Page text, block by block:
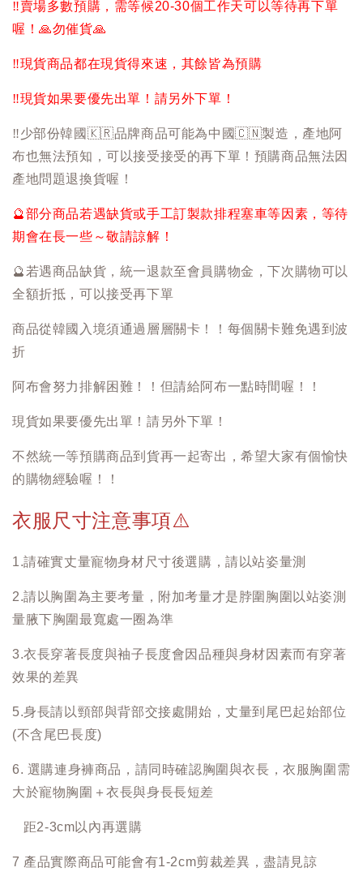
‼️賣場多數預購，需等候20-30個工作天可以等待再下單
喔！🙏勿催貨🙏
‼️現貨商品都在現貨得來速，其餘皆為預購
‼️現貨如果要優先出單！請另外下單！
‼️少部份韓國 🇰🇷品牌商品可能為中國🇨🇳製造，產地阿
布也無法預知，可以接受接受的再下單！預購商品無法因
產地問題退換貨喔！
🔮部分商品若遇缺貨或手工訂製款排程塞車等因素，等待
期會在長一些～敬請諒解！
🔮 若遇商品缺貨，統一退款至會員購物金，下次購物可以
全額折抵，可以接受再下單
商品從韓國入境須通過層層關卡！！每個關卡難免遇到波
折
阿布會努力排解困難！！但請給阿布一點時間喔！！
現貨如果要優先出單！請另外下單！
不然統一等預購商品到貨再一起寄出，希望大家有個愉快
的購物經驗喔！！
衣服尺寸注意事項⚠️
1.請確實丈量寵物身材尺寸後選購，請以站姿量測
2.請以胸圍為主要考量，附加考量才是脖圍胸圍以站姿測
量腋下胸圍最寬處一圈為準
3.衣長穿著長度與袖子長度會因品種與身材因素而有穿著
效果的差異
5.身長請以頸部與背部交接處開始，丈量到尾巴起始部位
(不含尾巴長度)
6. 選購連身褲商品，請同時確認胸圍與衣長，衣服胸圍需
大於寵物胸圍＋衣長與身長長短差
距2-3cm以內再選購
7 產品實際商品可能會有1-2cm剪裁差異，盡請見諒